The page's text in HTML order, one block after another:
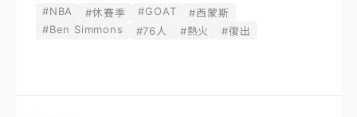
#NBA #休賽季 #GOAT
#西蒙斯
#Ben Simmons
#76人 #熱火 #復出